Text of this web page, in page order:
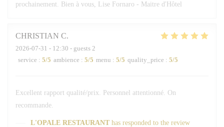
prochainement. Bien à vous, Lise Fornaro - Maitre d'Hôtel
CHRISTIAN C
2026-07-31 - 12:30 - guests 2
service : 5/5 ambience : 5/5 menu : 5/5 quality_price : 5/5
Excellent rapport qualité/prix. Personnel attentionné. On
recommande.
L'OPALE RESTAURANT has responded to the review